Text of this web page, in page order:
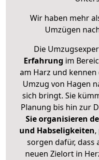
Wir haben mehr
Umzügen
Die
Erfahrung im
am Harz und
Umzug von Hagen
sich bringt. Sie
Planung bis hin zur
Sie organisieren
und Habseligkeiten
sorgen dafür, dass
neuen Zielort in